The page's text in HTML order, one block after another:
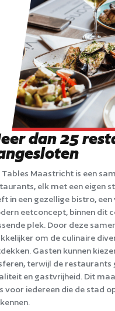
dan 25
Tables Maastricht is een
elk met een eigen
in een gezellige bistro,
eetconcept, binnen dit
plek. Door deze
om de culinaire
Gasten kunnen
terwijl de
en gastvrijheid. Dit
voor iedereen die de stad